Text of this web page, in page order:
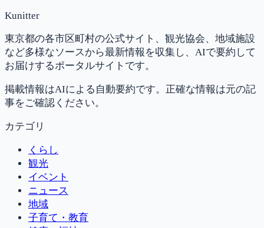
Kunitter
東京都の各市区町村の公式サイト、観光協会、地域施設
など多様なソースから最新情報を収集し、AIで要約して
お届けするポータルサイトです。
掲載情報はAIによる自動要約です。正確な情報は元の記
事をご確認ください。
カテゴリ
くらし
観光
イベント
ニュース
地域
子育て・教育